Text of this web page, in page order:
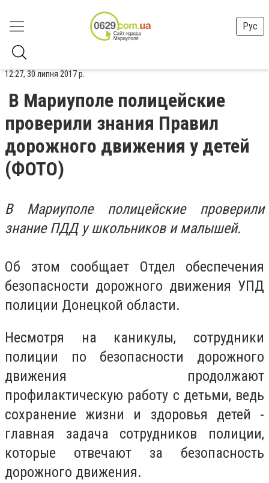
Рус
12:27, 30 липня 2017 р.
В Мариуполе полицейские
проверили знания Правил
дорожного движения у детей
(ФОТО)
В Мариуполе полицейские проверили
знание ПДД у школьников и малышей.
Об этом сообщает Отдел обеспечения
безопасности дорожного движения УПД
полиции Донецкой области.
Несмотря на каникулы, сотрудники
полиции по безопасности дорожного
движения продолжают
профилактическую работу с детьми, ведь
сохранение жизни и здоровья детей -
главная задача сотрудников полиции,
которые отвечают за безопасность
дорожного движения.